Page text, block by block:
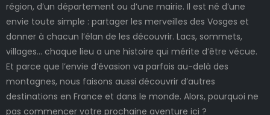
région, d’un département ou d’une mairie. Il est né d’une
envie toute simple : partager les merveilles des Vosges et
donner à chacun l’élan de les découvrir. Lacs, sommets,
villages… chaque lieu a une histoire qui mérite d’être vécue.
Et parce que l’envie d’évasion va parfois au-delà des
montagnes, nous faisons aussi découvrir d’autres
destinations en France et dans le monde. Alors, pourquoi ne
pas commencer votre prochaine aventure ici ?